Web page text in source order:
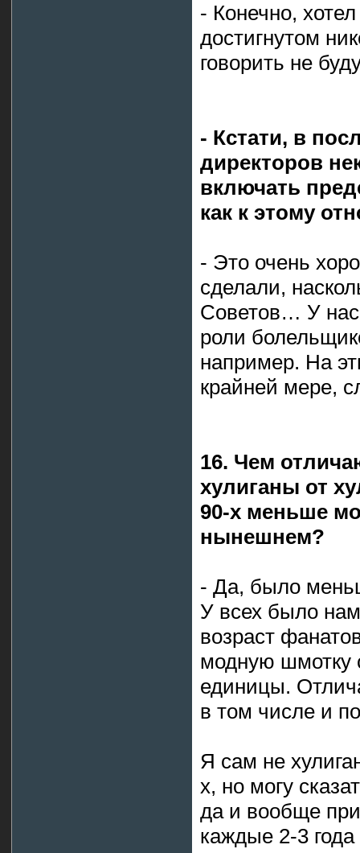
- Конечно,
достигнутом
говорить не
- Кстати, в
директоров
включать
как к этому
- Это очень
сделали,
Советов… У нас
роли
например. На
крайней мере,
16. Чем
хулиганы от
90-х меньше
нынешнем?
- Да, было
У всех было
возраст
модную шмотку
единицы.
в том числе и
Я сам не
х, но могу
да и вообще
каждые 2-3